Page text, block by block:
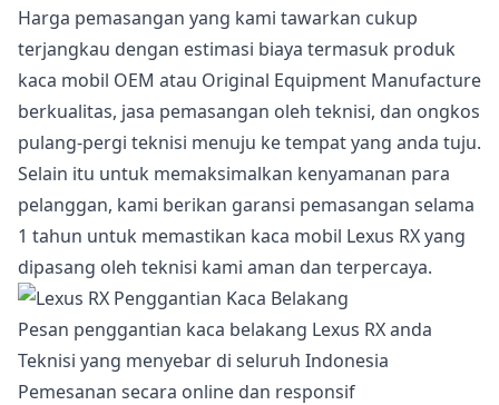
Harga pemasangan yang kami tawarkan cukup
terjangkau dengan estimasi biaya termasuk produk
kaca mobil OEM atau Original Equipment Manufacture
berkualitas, jasa pemasangan oleh teknisi, dan ongkos
pulang-pergi teknisi menuju ke tempat yang anda tuju.
Selain itu untuk memaksimalkan kenyamanan para
pelanggan, kami berikan garansi pemasangan selama
1 tahun untuk memastikan kaca mobil Lexus RX yang
dipasang oleh teknisi kami aman dan terpercaya.
Pesan penggantian kaca belakang Lexus RX anda
Teknisi yang menyebar di seluruh Indonesia
Pemesanan secara online dan responsif